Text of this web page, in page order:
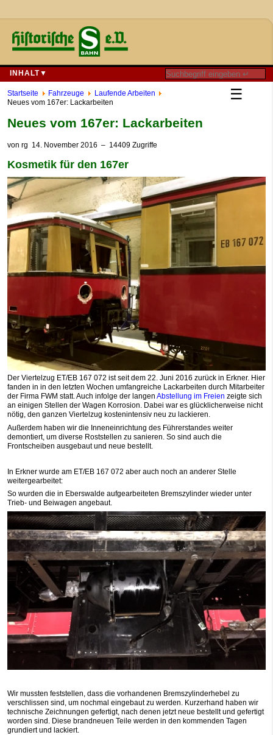
INHALT▼
☰
Startseite Fahrzeuge
Laufende Arbeiten
Neues vom 167er: Lackarbeiten
Neues vom 167er: Lackarbeiten
von rg 14. November 2016 – 14409 Zugriffe
Kosmetik für den 167er
Der Viertelzug ET/EB 167 072 ist seit dem 22. Juni 2016 zurück in Erkner. Hier
fanden in in den letzten Wochen umfangreiche Lackarbeiten durch Mitarbeiter
der Firma FWM statt. Auch infolge der langen Abstellung im Freien zeigte sich
an einigen Stellen der Wagen Korrosion. Dabei war es glücklicherweise nicht
nötig, den ganzen Viertelzug kostenintensiv neu zu lackieren.
Außerdem haben wir die Inneneinrichtung des Führerstandes weiter
demontiert, um diverse Roststellen zu sanieren. So sind auch die
Frontscheiben ausgebaut und neue bestellt.
In Erkner wurde am ET/EB 167 072 aber auch noch an anderer Stelle
weitergearbeitet:
So wurden die in Eberswalde aufgearbeiteten Bremszylinder wieder unter
Trieb- und Beiwagen angebaut.
Wir mussten feststellen, dass die vorhandenen Bremszylinderhebel zu
verschlissen sind, um nochmal eingebaut zu werden. Kurzerhand haben wir
technische Zeichnungen gefertigt, nach denen jetzt neue bestellt und gefertigt
worden sind. Diese brandneuen Teile werden in den kommenden Tagen
grundiert und lackiert.